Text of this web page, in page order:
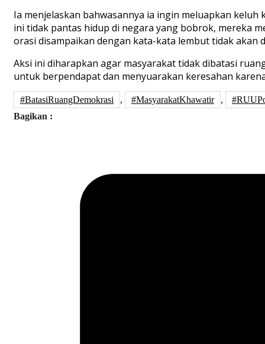
Ia menjelaskan bahwasannya ia ingin meluapkan
ini tidak pantas hidup di negara yang bobrok, mereka
orasi disampaikan dengan kata-kata lembut tidak akan
Aksi ini diharapkan agar masyarakat tidak dibatasi
untuk berpendapat dan menyuarakan keresahan
#BatasiRuangDemokrasi , #MasyarakatKhawatir ,
Bagikan :